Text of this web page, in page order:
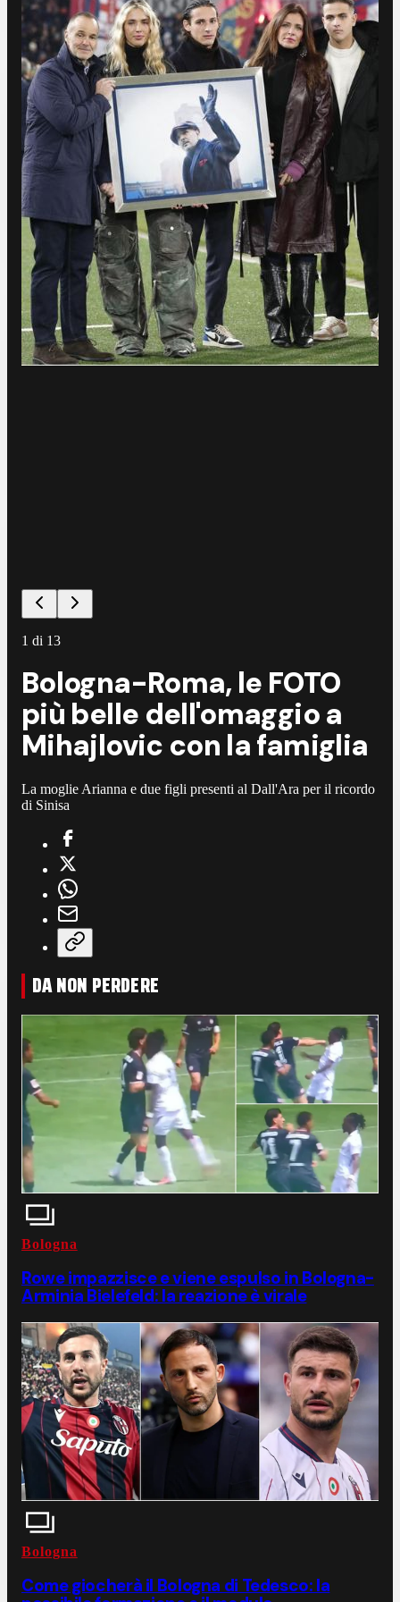
1 di 13
Bologna-Roma, le FOTO
più belle dell'omaggio a
Mihajlovic con la famiglia
La moglie Arianna e due figli presenti al Dall'Ara per il ricordo
di Sinisa
DA NON PERDERE
Bologna
Rowe impazzisce e viene espulso in Bologna-
Arminia Bielefeld: la reazione è virale
Bologna
Come giocherà il Bologna di Tedesco: la